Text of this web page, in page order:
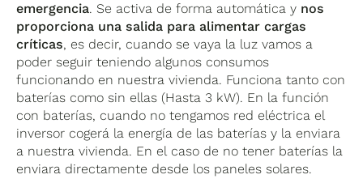
emergencia. Se activa de forma automática y nos
proporciona una salida para alimentar cargas
críticas, es decir, cuando se vaya la luz vamos a
poder seguir teniendo algunos consumos
funcionando en nuestra vivienda. Funciona tanto con
baterías como sin ellas (Hasta 3 kW). En la función
con baterías, cuando no tengamos red eléctrica el
inversor cogerá la energía de las baterías y la enviara
a nuestra vivienda. En el caso de no tener baterías la
enviara directamente desde los paneles solares.